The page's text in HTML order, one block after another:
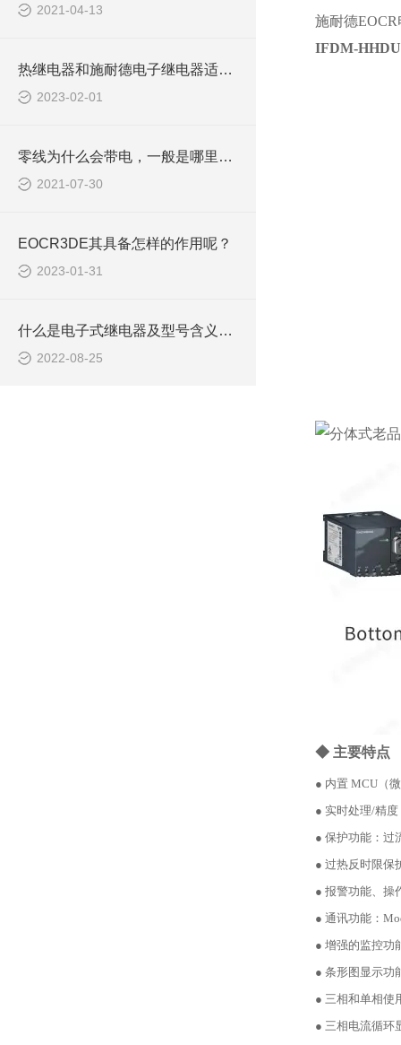
2021-04-13
热继电器和施耐德电子继电器适用性概述EOCRFE420
2023-02-01
零线为什么会带电，一般是哪里出问题了？该如何解决？
2021-07-30
EOCR3DE其具备怎样的作用呢？
2023-01-31
什么是电子式继电器及型号含义概述EOCRSE2 SS AR
2022-08-25
施耐德
IFDM-
◆ 主要特点
● 内置 MCU（
● 实时处理/精度
● 保护功能：过
● 过热反时限保
● 报警功能、操
● 通讯功能：
● 增强的监控功
● 条形图显示功
● 三相和单相使
● 三相电流循环